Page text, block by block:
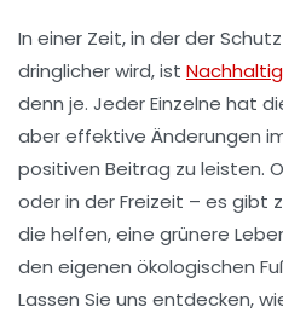
In einer Zeit, in der der
dringlicher wird, ist
denn je. Jeder Einzelne hat
aber effektive Änderungen
positiven Beitrag zu leisten.
oder in der Freizeit – es gibt
die helfen, eine grünere
den eigenen ökologischen
Lassen Sie uns entdecken,